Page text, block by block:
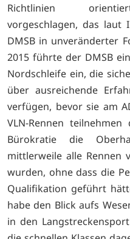
Richtlinien
vorgeschlagen, das laut
DMSB in unveränderter
2015 führte der DMSB
Nordschleife ein, die
über ausreichende
verfügen, bevor sie am
VLN-Rennen
Bürokratie die
mittlerweile alle Rennen
wurden, ohne dass die
Qualifikation geführt
habe den Blick aufs
in den